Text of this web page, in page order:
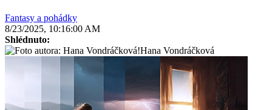
Fantasy a pohádky
8/23/2025, 10:16:00 AM
Shlédnuto:
Hana Vondráčková